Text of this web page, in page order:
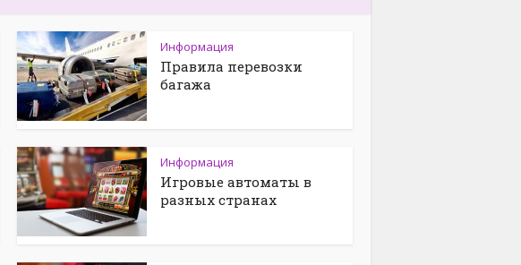
Информация
Правила перевозки
багажа
Информация
Игровые автоматы в
разных странах